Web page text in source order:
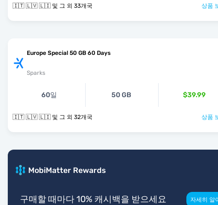
🇮🇹 🇱🇻 🇱🇮 및 그 외 33개국 상품
Europe Special 50 GB 60 Days
Sparks
60일 50 GB $39.99
🇮🇹 🇱🇻 🇱🇮 및 그 외 32개국 상품
MobiMatter Rewards
구매할 때마다 10% 캐시백을 받으세요 자세히 알